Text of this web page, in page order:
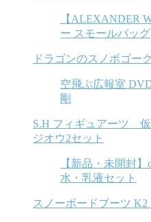
【ALEXANDER
ー スモールバッグ
ドラゴンのスノボゴー
空飛ぶ広報室
剛
S.H フィギュアーツ
ジオウ2セット
【新品・未開封
水・乳液セット
スノーボードブーツ